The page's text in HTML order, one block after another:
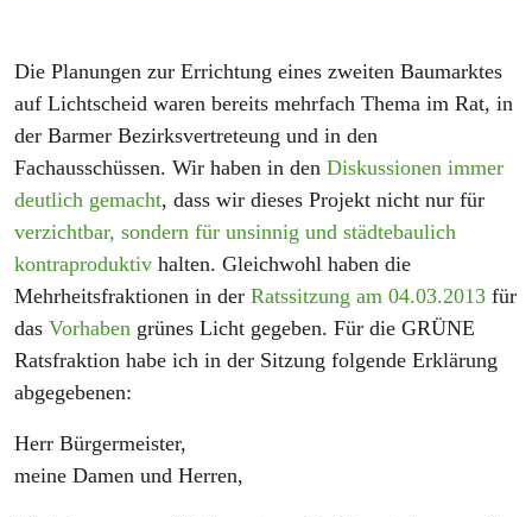
Die Planungen zur Errichtung eines zweiten Baumarktes
auf Lichtscheid waren bereits mehrfach Thema im Rat, in
der Barmer Bezirksvertreteung und in den
Fachausschüssen. Wir haben in den Diskussionen immer
deutlich gemacht, dass wir dieses Projekt nicht nur für
verzichtbar, sondern für unsinnig und städtebaulich
kontraproduktiv halten. Gleichwohl haben die
Mehrheitsfraktionen in der Ratssitzung am 04.03.2013 für
das Vorhaben grünes Licht gegeben. Für die GRÜNE
Ratsfraktion habe ich in der Sitzung folgende Erklärung
abgegebenen:
Herr Bürgermeister,
meine Damen und Herren,